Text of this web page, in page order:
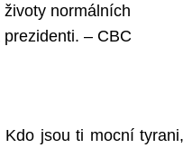
normálních
– CBC
Kdo jsou ti mocní tyrani,